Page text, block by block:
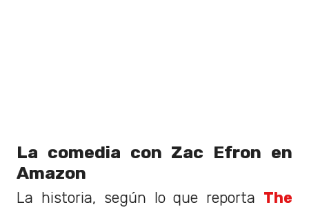
La comedia con Zac Efron en
Amazon
La historia, según lo que reporta The